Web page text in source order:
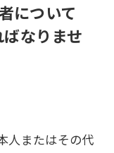
について
なりませ
人またはその代